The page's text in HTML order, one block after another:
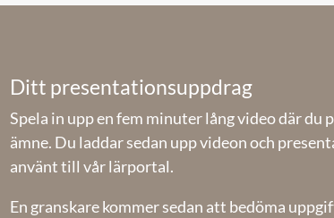
Ditt presentationsuppdrag
Spela in upp en fem minuter lång video där du
ämne. Du laddar sedan upp videon och
använt till vår lärportal.
En granskare kommer sedan att bedöma